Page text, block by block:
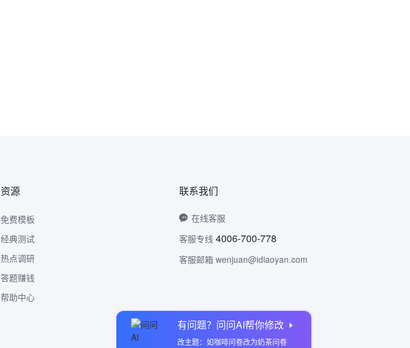
有问题？问问AI帮你修改
改主题：如咖啡问卷改为奶茶问卷
资源
免费模板
经典测试
热点调研
答题赚钱
帮助中心
联系我们
在线客服
客服专线 4006-700-778
客服邮箱 wenjuan@idiaoyan.com
问卷网公众号